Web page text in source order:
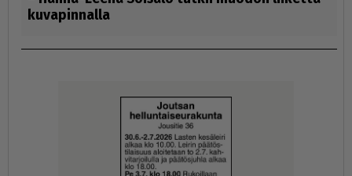
kuvapinnalla